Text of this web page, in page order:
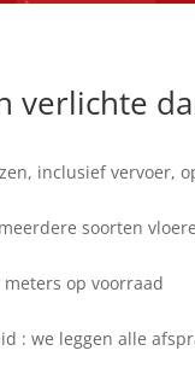
verlichte
inclusief vervoer,
soorten
op voorraad
: we leggen alle